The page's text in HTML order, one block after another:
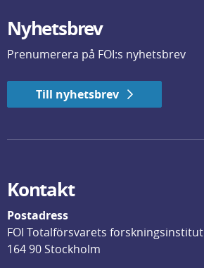
Nyhetsbrev
Prenumerera på FOI:s nyhetsbrev
Till nyhetsbrev
Kontakt
Postadress
FOI Totalförsvarets forskningsinstitut
164 90 Stockholm